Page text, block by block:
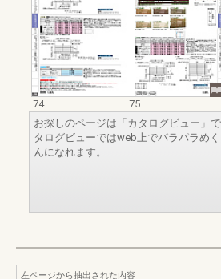
74
75
お探しのページは「カタログビュー」
タログビューではweb上でパラパラめ
んになれます。
左ページから抽出された内容